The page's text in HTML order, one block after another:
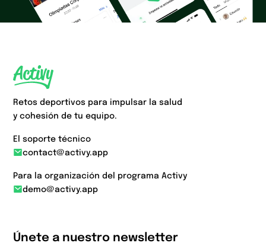
Retos deportivos para impulsar la salud
y cohesión de tu equipo.
El soporte técnico
contact@activy.app
Para la organización del programa Activy
demo@activy.app
Únete a nuestro newsletter